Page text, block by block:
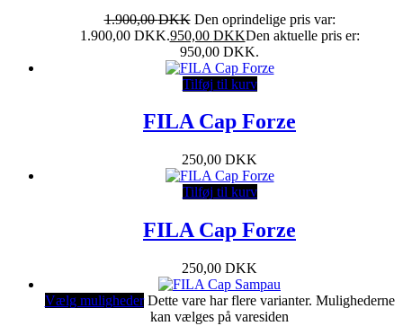
1.900,00DKK Den oprindelige pris var:
1.900,00 DKK.950,00 DKKDen aktuelle pris er:
950,00 DKK.
Tilføj til kurv
FILA Cap Forze
250,00 DKK
Tilføj til kurv
FILA Cap Forze
250,00 DKK
Vælg muligheder Dette vare har flere varianter. Mulighederne
kan vælges på varesiden